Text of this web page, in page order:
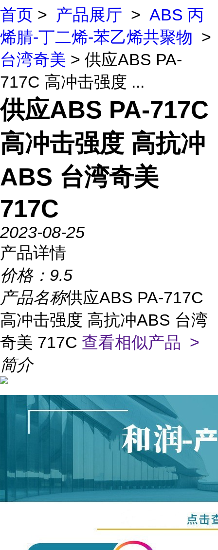
首页 > 产品展厅 > ABS 丙
烯腈-丁二烯-苯乙烯共聚物 >
台湾奇美 > 供应ABS PA-
717C 高冲击强度 ...
供应ABS PA-717C
高冲击强度 高抗冲
ABS 台湾奇美
717C
2023-08-25
产品详情
价格： 9.5
产品名称供应ABS PA-717C
高冲击强度 高抗冲ABS 台湾
奇美 717C 查看相似产品 >
简介